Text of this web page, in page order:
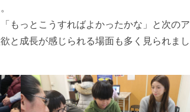
もっとこうすればよかったかな」と次のア
と成長が感じられる場面も多く見られまし